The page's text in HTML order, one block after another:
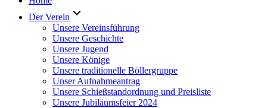
Der Verein
Unsere Vereinsführung
Unsere Geschichte
Unsere Jugend
Unsere Könige
Unsere traditionelle Böllergruppe
Unser Aufnahmeantrag
Unsere Schießstandordnung und Preisliste
Unsere Jubiläumsfeier 2024